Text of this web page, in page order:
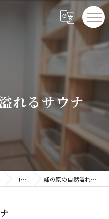
れるサウナ
コラム 峰の原の自然溢れるサウナ